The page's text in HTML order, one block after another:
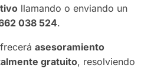
llamando o enviando un
038 524.
asesoramiento
gratuito, resolviendo